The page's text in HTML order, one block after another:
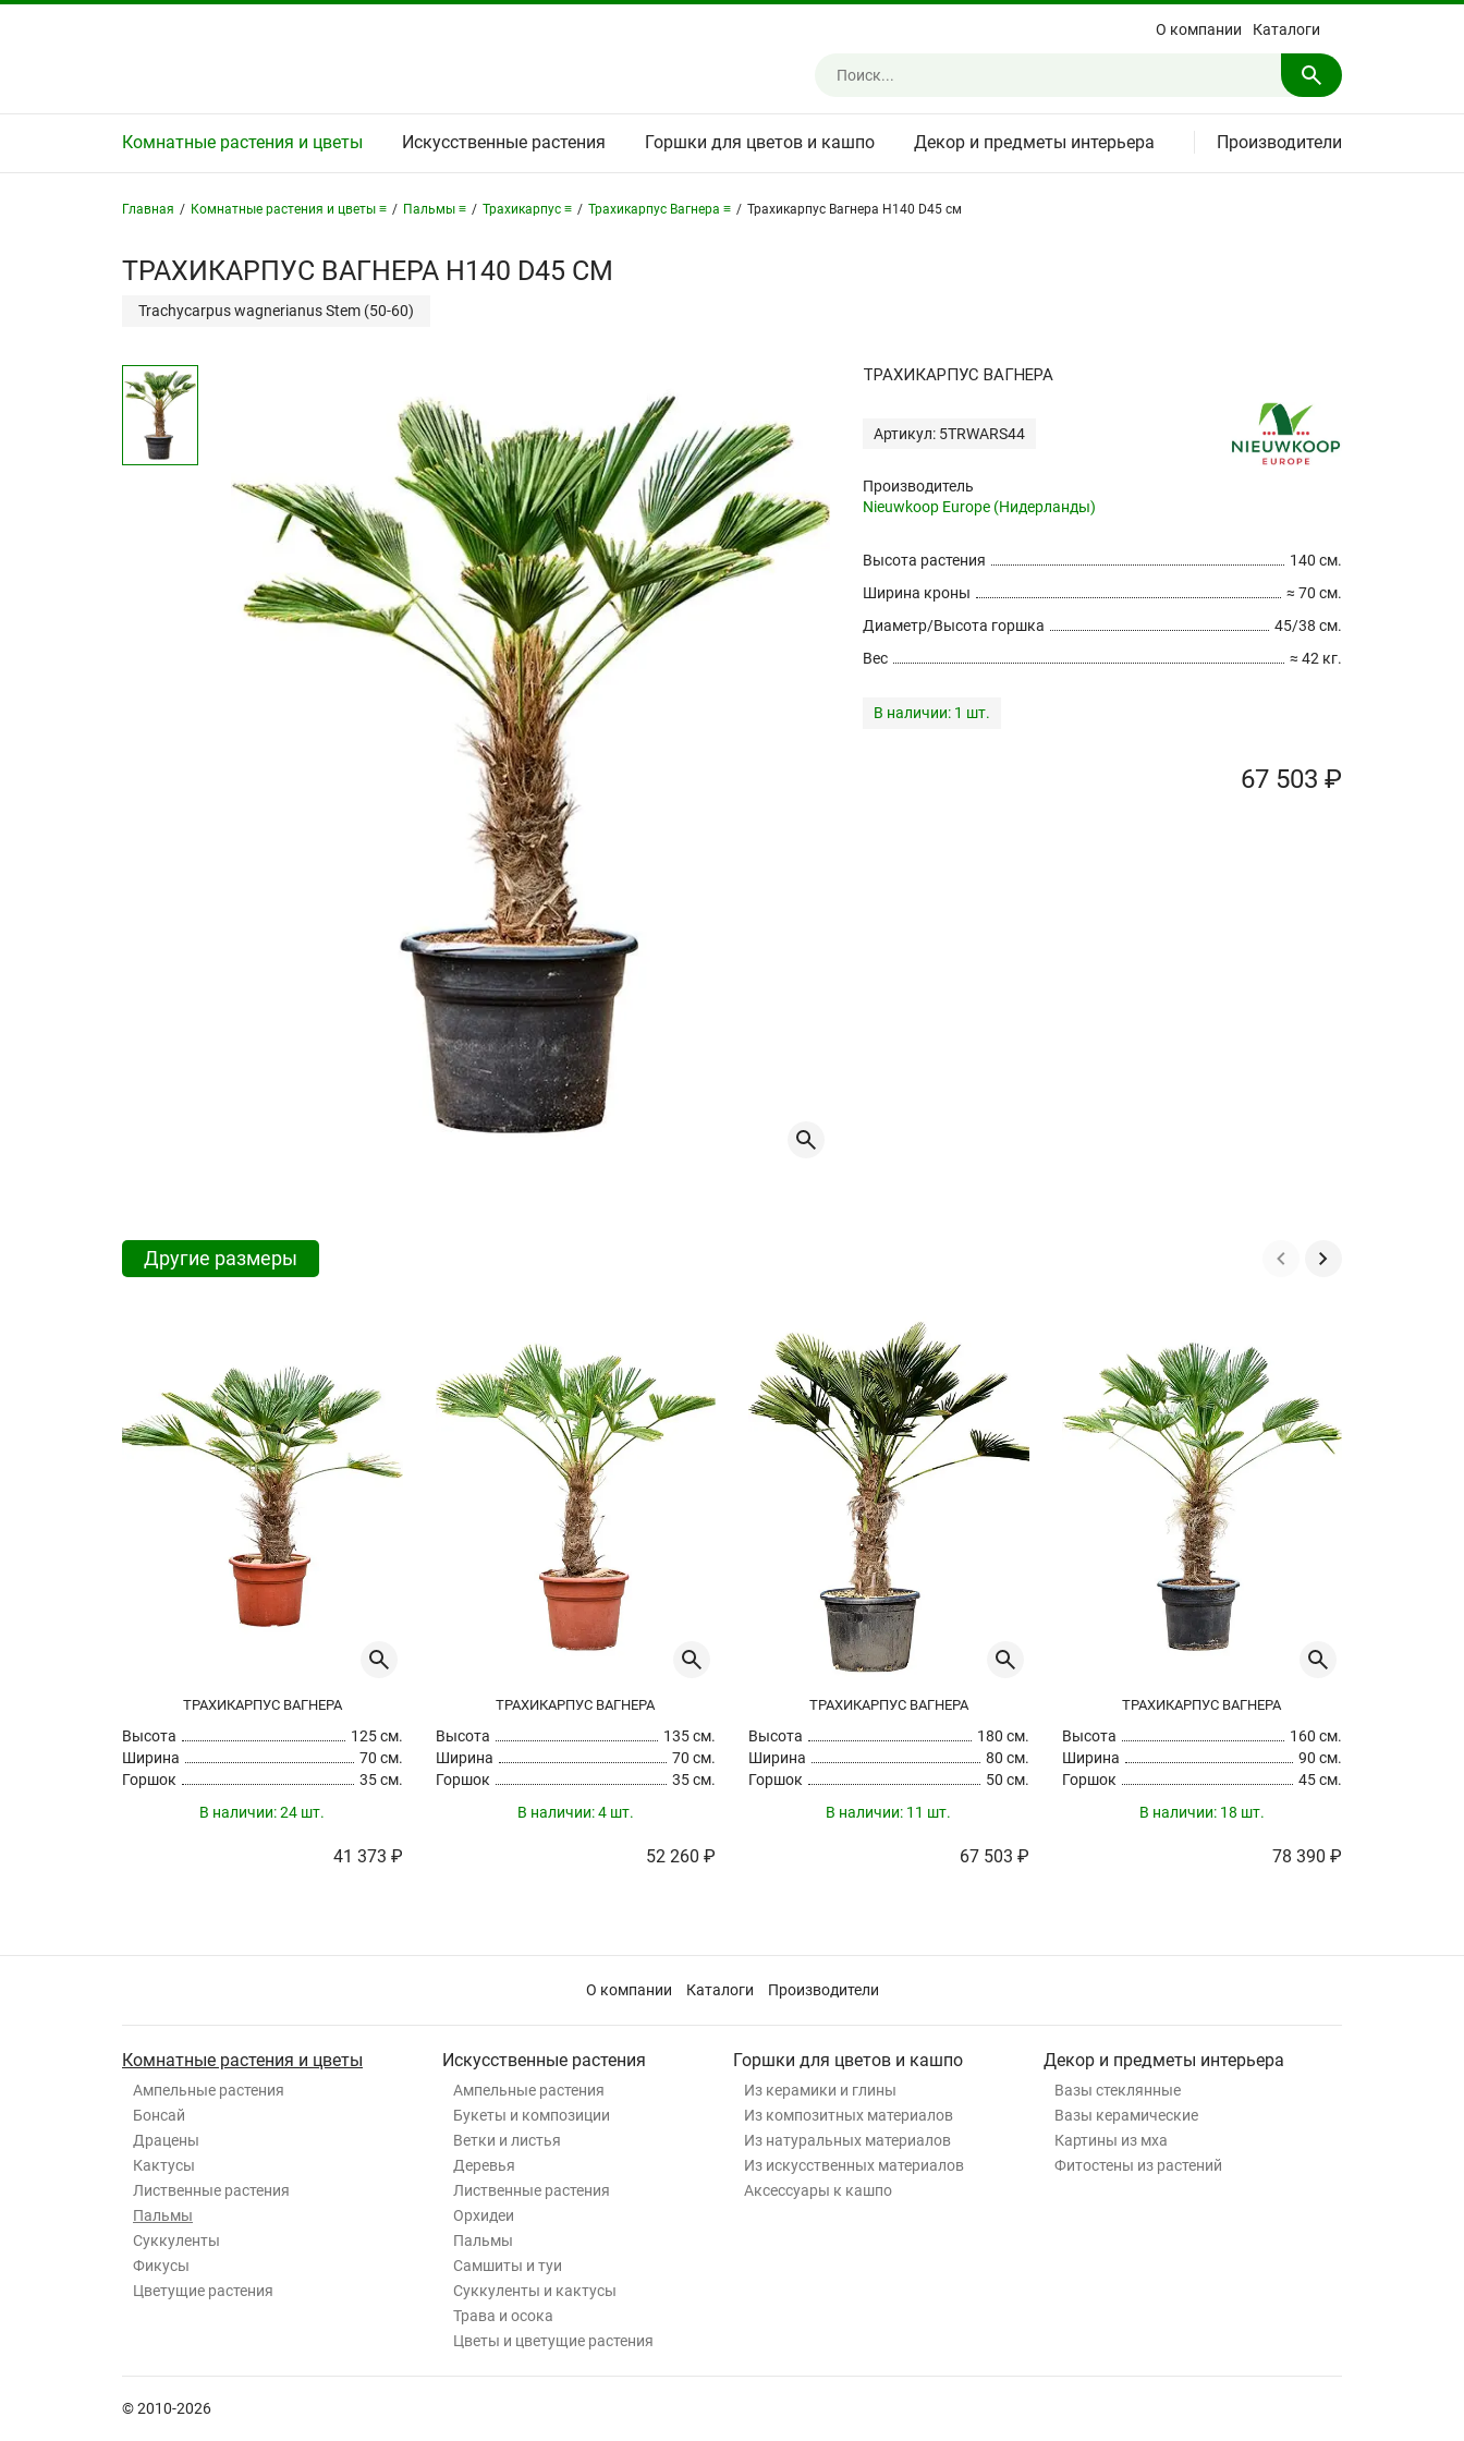
О компании Каталоги
Комнатные растения и цветы Искусственные растения Горшки для цветов и кашпо Декор и предметы интерьера Производители
Главная / Комнатные растения и цветы ≡ / Пальмы ≡ / Трахикарпус ≡ / Трахикарпус Вагнера ≡ / Трахикарпус Вагнера H140 D45 см
ТРАХИКАРПУС ВАГНЕРА H140 D45 СМ
Trachycarpus wagnerianus Stem (50-60)
ТРАХИКАРПУС ВАГНЕРА
Артикул: 5TRWARS44
Производитель
Nieuwkoop Europe (Нидерланды)
140 см.
Высота растения
≈ 70 см.
Ширина кроны
45/38 см.
Диаметр/Высота горшка
≈ 42 кг.
Вес
В наличии: 1 шт.
67 503 ₽
Другие размеры
ТРАХИКАРПУС ВАГНЕРА
Высота
125 см.
Ширина
70 см.
Горшок
35 см.
В наличии:24 шт.
41 373 ₽
ТРАХИКАРПУС ВАГНЕРА
Высота
135 см.
Ширина
70 см.
Горшок
35 см.
В наличии:4 шт.
52 260 ₽
ТРАХИКАРПУС ВАГНЕРА
Высота
180 см.
Ширина
80 см.
Горшок
50 см.
В наличии: 11 шт.
67 503 ₽
ТРАХИКАРПУС ВАГНЕРА
Высота
160 см.
Ширина
90 см.
Горшок
45 см.
В наличии: 18 шт.
78 390 ₽
О компании Каталоги Производители
Комнатные растения и цветы
Ампельные растения
Бонсай
Драцены
Кактусы
Лиственные растения
Пальмы
Суккуленты
Фикусы
Цветущие растения
Искусственные растения
Ампельные растения
Букеты и композиции
Ветки и листья
Деревья
Лиственные растения
Орхидеи
Пальмы
Самшиты и туи
Суккуленты и кактусы
Трава и осока
Цветы и цветущие растения
Горшки для цветов и кашпо
Из керамики и глины
Из композитных материалов
Из натуральных материалов
Из искусственных материалов
Аксессуары к кашпо
Декор и предметы интерьера
Вазы стеклянные
Вазы керамические
Картины из мха
Фитостены из растений
© 2010-2026